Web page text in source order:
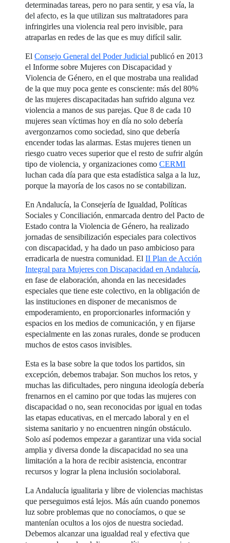
determinadas tareas, pero no para sentir, y esa vía, la
del afecto, es la que utilizan sus maltratadores para
infringirles una violencia real pero invisible, para
atraparlas en redes de las que es muy difícil salir.
ElConsejo General del Poder Judicialpublicó en 2013
el Informe sobre Mujeres con Discapacidad y
Violencia de Género, en el que mostraba una realidad
de la que muy poca gente es consciente: más del 80%
de las mujeres discapacitadas han sufrido alguna vez
violencia a manos de sus parejas. Que 8 de cada 10
mujeres sean víctimas hoy en día no solo debería
avergonzarnos como sociedad, sino que debería
encender todas las alarmas. Estas mujeres tienen un
riesgo cuatro veces superior que el resto de sufrir algún
tipo de violencia, y organizaciones comoCERMI
luchan cada día para que esta estadística salga a la luz,
porque la mayoría de los casos no se contabilizan.
En Andalucía, la Consejería de Igualdad, Políticas
Sociales y Conciliación, enmarcada dentro del Pacto de
Estado contra la Violencia de Género, ha realizado
jornadas de sensibilización especiales para colectivos
con discapacidad, y ha dado un paso ambicioso para
erradicarla de nuestra comunidad. ElII Plan de Acción
Integral para Mujeres con Discapacidad en Andalucía,
en fase de elaboración, ahonda en las necesidades
especiales que tiene este colectivo, en la obligación de
las instituciones en disponer de mecanismos de
empoderamiento, en proporcionarles información y
espacios en los medios de comunicación, y en fijarse
especialmente en las zonas rurales, donde se producen
muchos de estos casos invisibles.
Esta es la base sobre la que todos los partidos, sin
excepción, debemos trabajar. Son muchos los retos, y
muchas las dificultades, pero ninguna ideología debería
frenarnos en el camino por que todas las mujeres con
discapacidad o no, sean reconocidas por igual en todas
las etapas educativas, en el mercado laboral y en el
sistema sanitario y no encuentren ningún obstáculo.
Solo así podemos empezar a garantizar una vida social
amplia y diversa donde la discapacidad no sea una
limitación a la hora de recibir asistencia, encontrar
recursos y lograr la plena inclusión sociolaboral.
La Andalucía igualitaria y libre de violencias machistas
que perseguimos está lejos. Más aún cuando ponemos
luz sobre problemas que no conocíamos, o que se
mantenían ocultos a los ojos de nuestra sociedad.
Debemos alcanzar una igualdad real y efectiva que